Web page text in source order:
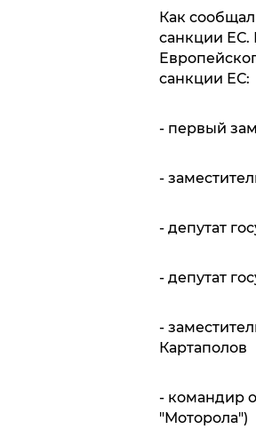
Как
санкции ЕС.
санкции ЕС:
- первый
-
- депутат
- депутат
-
Картаполов
- командир
"Моторола")